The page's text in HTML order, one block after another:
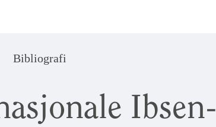
Bibliografi
Ibsen-